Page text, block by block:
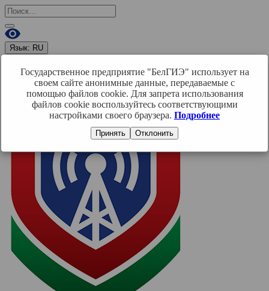
Язык: RU
Государственное предприятие "БелГИЭ" использует на
своем сайте анонимные данные, передаваемые с
помощью файлов cookie. Для запрета использования
файлов cookie воспользуйтесь соответствующими
настройками своего браузера. Подробнее
Принять Отклонить